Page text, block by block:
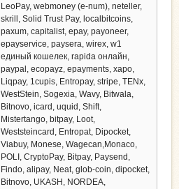
LeoPay, webmoney (e-num), neteller,
skrill, Solid Trust Pay, localbitcoins,
paxum, capitalist, epay, payoneer,
epayservice, paysera, wirex, w1
единый кошелек, rapida онлайн,
paypal, ecopayz, epayments, xapo,
Liqpay, 1cupis, Entropay, stripe, TENx,
WestStein, Sogexia, Wavy, Bitwala,
Bitnovo, icard, uquid, Shift,
Mistertango, bitpay, Loot,
Weststeincard, Entropat, Dipocket,
Viabuy, Monese, Wagecan,Monaco,
POLI, CryptoPay, Bitpay, Paysend,
Findo, alipay, Neat, glob-coin, dipocket,
Bitnovo, UKASH, NORDEA,